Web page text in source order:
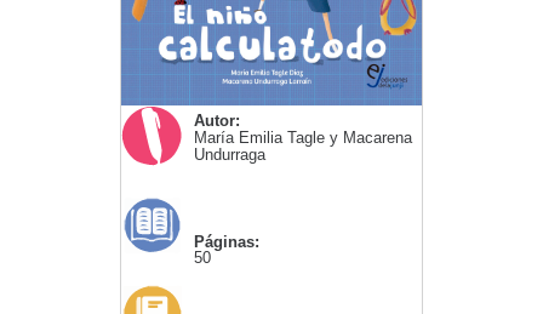
Autor:
María Emilia Tagle y Macarena
Undurraga
Páginas:
50